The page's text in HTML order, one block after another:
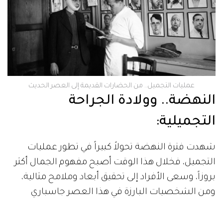
عمليات التجميل.. من الحضارات القديمة إلى العصر الحديث
النهضة.. وولادة الجراحة
التجميلية:
شهدت فترة النهضة تحولاً كبيراً في تطور عمليات
التجميل، فخلال هذا الوقت أصبح مفهوم الجمال أكثر
بروزاً، وسعى الأفراد إلى تحقيق أبعاد وملامح مثالية،
ومن الشخصيات البارزة في هذا العصر جاسباري